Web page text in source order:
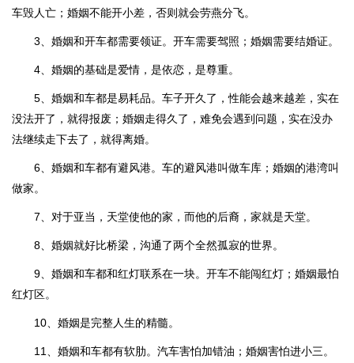
车毁人亡；婚姻不能开小差，否则就会劳燕分飞。
3、婚姻和开车都需要领证。开车需要驾照；婚姻需要结婚证。
4、婚姻的基础是爱情，是依恋，是尊重。
5、婚姻和车都是易耗品。车子开久了，性能会越来越差，实在
没法开了，就得报废；婚姻走得久了，难免会遇到问题，实在没办
法继续走下去了，就得离婚。
6、婚姻和车都有避风港。车的避风港叫做车库；婚姻的港湾叫
做家。
7、对于亚当，天堂使他的家，而他的后裔，家就是天堂。
8、婚姻就好比桥梁，沟通了两个全然孤寂的世界。
9、婚姻和车都和红灯联系在一块。开车不能闯红灯；婚姻最怕
红灯区。
10、婚姻是完整人生的精髓。
11、婚姻和车都有软肋。汽车害怕加错油；婚姻害怕进小三。